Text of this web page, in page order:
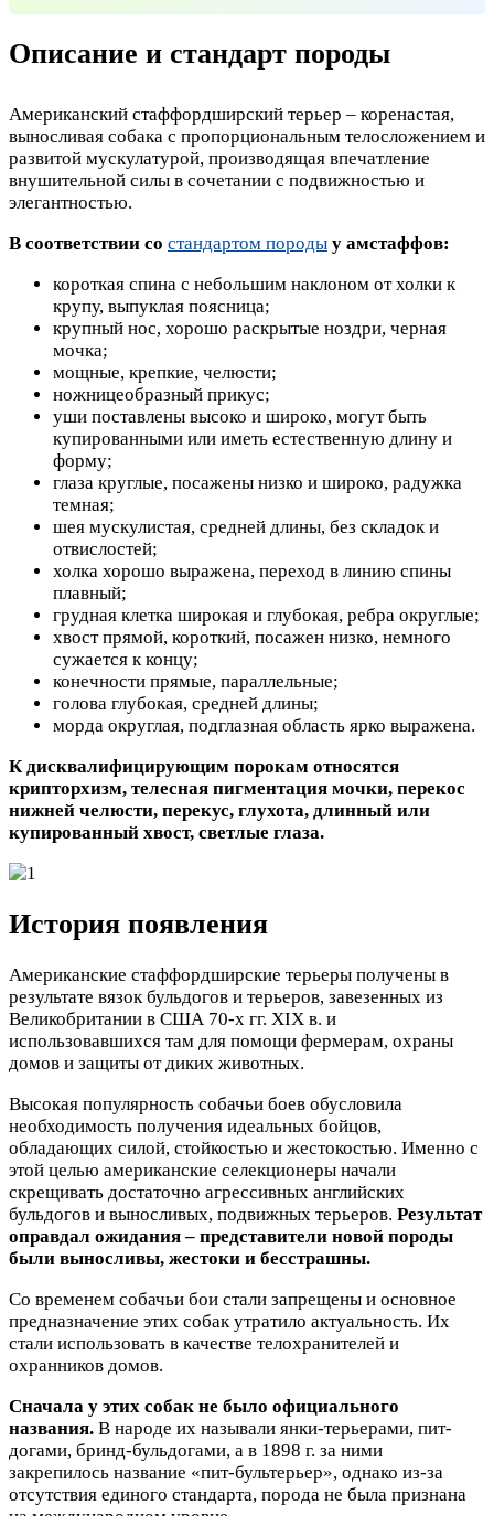
Описание и стандарт породы
Американский стаффордширский терьер – коренастая,
выносливая собака с пропорциональным телосложением и
развитой мускулатурой, производящая впечатление
внушительной силы в сочетании с подвижностью и
элегантностью.
В соответствии со стандартом породы у амстаффов:
короткая спина с небольшим наклоном от холки к
крупу, выпуклая поясница;
крупный нос, хорошо раскрытые ноздри, черная
мочка;
мощные, крепкие, челюсти;
ножницеобразный прикус;
уши поставлены высоко и широко, могут быть
купированными или иметь естественную длину и
форму;
глаза круглые, посажены низко и широко, радужка
темная;
шея мускулистая, средней длины, без складок и
отвислостей;
холка хорошо выражена, переход в линию спины
плавный;
грудная клетка широкая и глубокая, ребра округлые;
хвост прямой, короткий, посажен низко, немного
сужается к концу;
конечности прямые, параллельные;
голова глубокая, средней длины;
морда округлая, подглазная область ярко выражена.
К дисквалифицирующим порокам относятся
крипторхизм, телесная пигментация мочки, перекос
нижней челюсти, перекус, глухота, длинный или
купированный хвост, светлые глаза.
История появления
Американские стаффордширские терьеры получены в
результате вязок бульдогов и терьеров, завезенных из
Великобритании в США 70-х гг. XIX в. и
использовавшихся там для помощи фермерам, охраны
домов и защиты от диких животных.
Высокая популярность собачьи боев обусловила
необходимость получения идеальных бойцов,
обладающих силой, стойкостью и жестокостью. Именно с
этой целью американские селекционеры начали
скрещивать достаточно агрессивных английских
бульдогов и выносливых, подвижных терьеров. Результат
оправдал ожидания – представители новой породы
были выносливы, жестоки и бесстрашны.
Со временем собачьи бои стали запрещены и основное
предназначение этих собак утратило актуальность. Их
стали использовать в качестве телохранителей и
охранников домов.
Сначала у этих собак не было официального
названия. В народе их называли янки-терьерами, пит-
догами, бринд-бульдогами, а в 1898 г. за ними
закрепилось название «пит-бультерьер», однако из-за
отсутствия единого стандарта, порода не была признана